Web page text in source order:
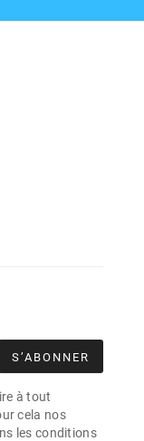
S’ABONNER
à tout
cela nos
les conditions